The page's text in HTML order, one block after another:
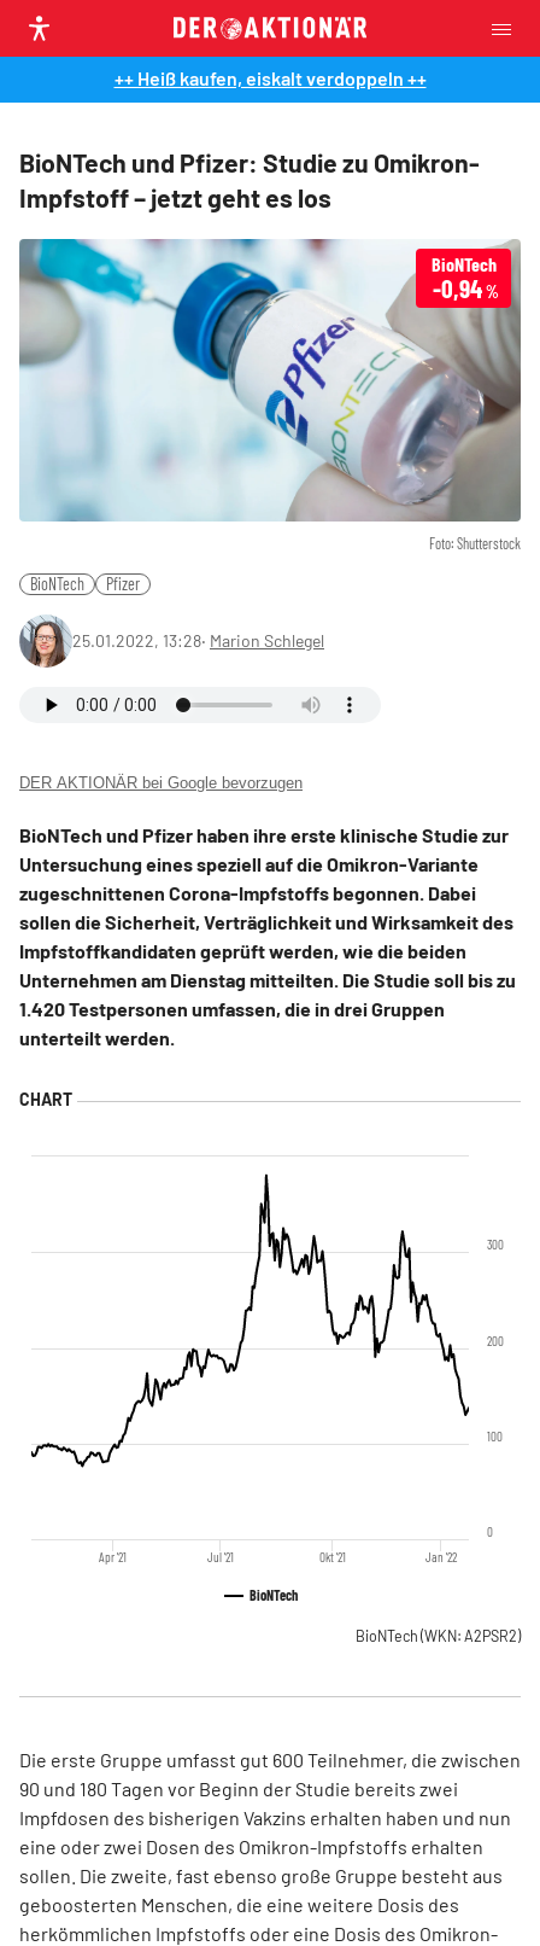
++ Heiß kaufen, eiskalt verdoppeln ++
BioNTech und Pfizer: Studie zu Omikron-
Impfstoff – jetzt geht es los
Foto: Shutterstock
BioNTech
-0,94%
BioNTech Pfizer
25.01.2022, 13:28‧ Marion Schlegel
DER AKTIONÄR bei Google bevorzugen
BioNTech und Pfizer haben ihre erste klinische Studie zur
Untersuchung eines speziell auf die Omikron-Variante
zugeschnittenen Corona-Impfstoffs begonnen. Dabei
sollen die Sicherheit, Verträglichkeit und Wirksamkeit des
Impfstoffkandidaten geprüft werden, wie die beiden
Unternehmen am Dienstag mitteilten. Die Studie soll bis zu
1.420 Testpersonen umfassen, die in drei Gruppen
unterteilt werden.
BioNTech
Jul '21 Jan '22
Apr '21 Okt '21
0
100
200
300
BioNTech (WKN: A2PSR2)
Die erste Gruppe umfasst gut 600 Teilnehmer, die zwischen
90 und 180 Tagen vor Beginn der Studie bereits zwei
Impfdosen des bisherigen Vakzins erhalten haben und nun
eine oder zwei Dosen des Omikron-Impfstoffs erhalten
sollen. Die zweite, fast ebenso große Gruppe besteht aus
geboosterten Menschen, die eine weitere Dosis des
herkömmlichen Impfstoffs oder eine Dosis des Omikron-